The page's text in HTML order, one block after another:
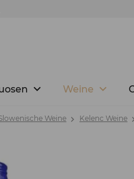
Weine
Weine Kelenc Weine